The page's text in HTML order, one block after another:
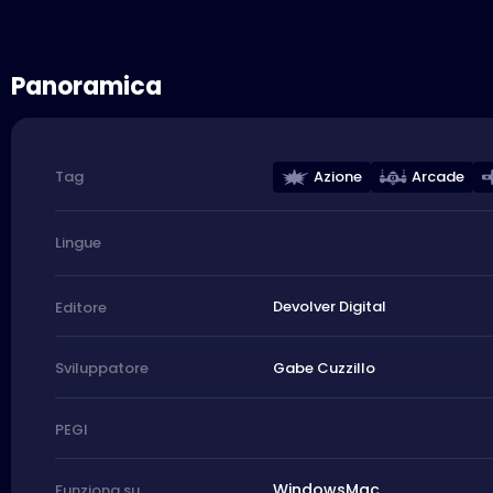
Panoramica
Tag Azione Arcade
Lingue
Editore Devolver Digital
Sviluppatore Gabe Cuzzillo
PEGI